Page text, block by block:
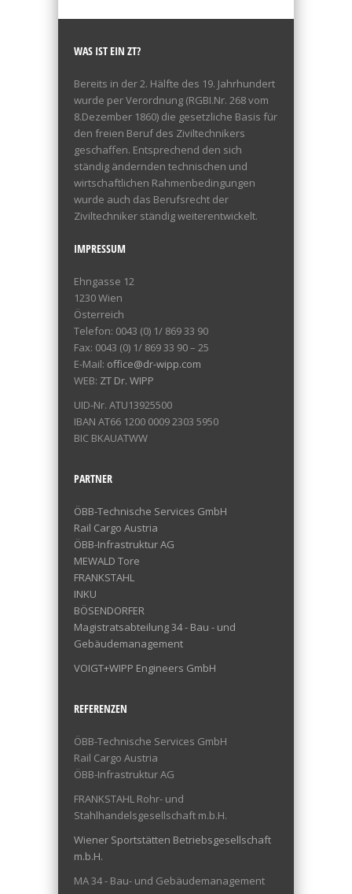
WAS IST EIN ZT?
Bereits in der 2. Hälfte des 19. Jahrhundert
wurde per Verordnung (RGBI.Nr. 268 vom
8.Dezember 1860) die gesetzliche Basis für
den freien Beruf des Ziviltechnikers
geschaffen. Entsprechend den sich
ständig ändernden technischen und
wirtschaftlichen Rahmenbedingungen
wurde auch das Berufsrecht der
Ziviltechniker ständig weiterentwickelt.
IMPRESSUM
Ehngasse 12
1230 Wien
Österreich
Telefon: 0043 (0) 1/ 869 33 90
Fax: 0043 (0) 1/ 869 33 90 – 25
E-Mail: office@dr-wipp.com
WEB: ZT Dr. WIPP
UID-Nr. ATU13925500
IBAN AT66 1200 0009 2303 5950
BIC BKAUATWW
PARTNER
ÖBB-Technische Services GmbH
Rail Cargo Austria
ÖBB-Infrastruktur AG
MEWALD Tore
FRANKSTAHL
INKU
BÖSENDORFER
Magistratsabteilung 34 - Bau - und
Gebäudemanagement
VOIGT+WIPP Engineers GmbH
REFERENZEN
ÖBB-Technische Services GmbH
Rail Cargo Austria
ÖBB-Infrastruktur AG
FRANKSTAHL Rohr- und
Stahlhandelsgesellschaft m.b.H.
Wiener Sportstätten Betriebsgesellschaft
m.b.H.
MA 34 - Bau- und Gebäudemanagement